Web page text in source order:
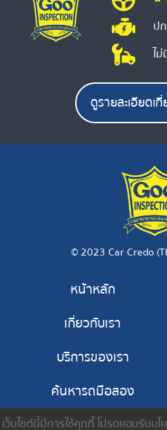
ป
ไ
ดูรายละเอียดเ
© 2023 Car Credo
หน้าหลัก
เกี่ยวกับเรา
บริการของเรา
ค้นหารถมือสอง
เว็บไซต์นี้มีการใช้คุกกี้ โปรดยอมรับน